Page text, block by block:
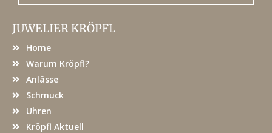
JUWELIER KRÖPFL
Home
Warum Kröpfl?
Anlässe
Schmuck
Uhren
Kröpfl Aktuell